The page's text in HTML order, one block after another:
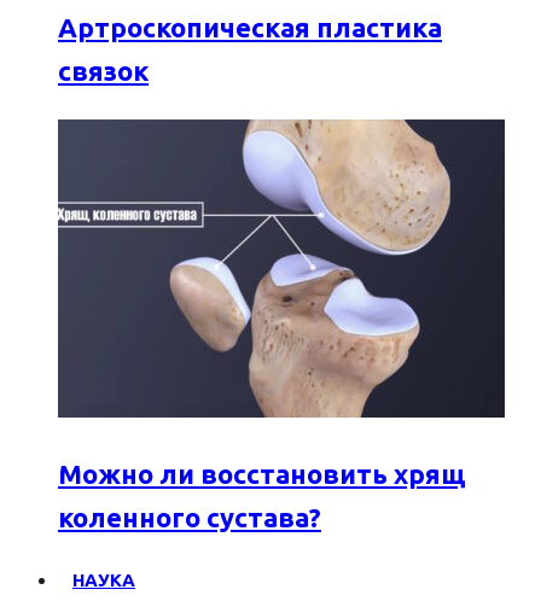
Артроскопическая пластика
связок
Можно ли восстановить хрящ
коленного сустава?
НАУКА